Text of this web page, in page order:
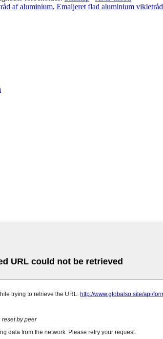
af aluminium, Emaljeret flad aluminium vikletråd